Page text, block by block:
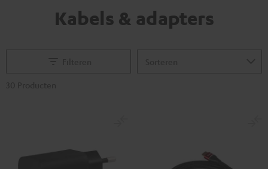
Kabels & adapters